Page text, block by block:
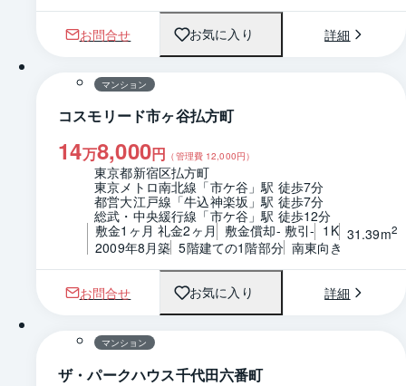
お問合せ お気に入り 詳細
1 / 0
マンション
コスモリード市ヶ谷払方町
14万8,000円 （管理費 12,000円）
東京都新宿区払方町
東京メトロ南北線「市ケ谷」駅 徒歩7分
都営大江戸線「牛込神楽坂」駅 徒歩7分
総武・中央緩行線「市ケ谷」駅 徒歩12分
敷金1ヶ月 礼金2ヶ月 敷金償却- 敷引- 1K 31.39m2
2009年8月築 5階建ての1階部分 南東向き
お問合せ お気に入り 詳細
1 / 0 間取り
マンション
ザ・パークハウス千代田六番町